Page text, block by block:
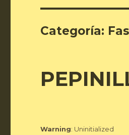
Categoría:
Warning: Uninitialized